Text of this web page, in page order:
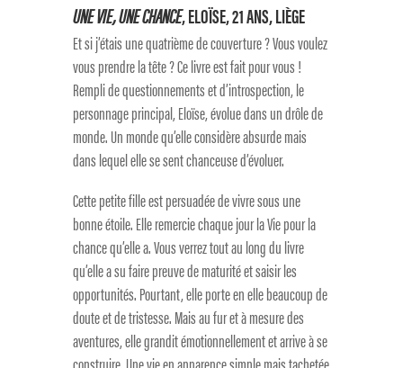
UNE VIE, UNE CHANCE, ELOÏSE, 21 ANS, LIÈGE
Et si j’étais une quatrième de couverture ? Vous voulez
vous prendre la tête ? Ce livre est fait pour vous !
Rempli de questionnements et d’introspection, le
personnage principal, Eloïse, évolue dans un drôle de
monde. Un monde qu’elle considère absurde mais
dans lequel elle se sent chanceuse d’évoluer.
Cette petite fille est persuadée de vivre sous une
bonne étoile. Elle remercie chaque jour la Vie pour la
chance qu’elle a. Vous verrez tout au long du livre
qu’elle a su faire preuve de maturité et saisir les
opportunités. Pourtant, elle porte en elle beaucoup de
doute et de tristesse. Mais au fur et à mesure des
aventures, elle grandit émotionnellement et arrive à se